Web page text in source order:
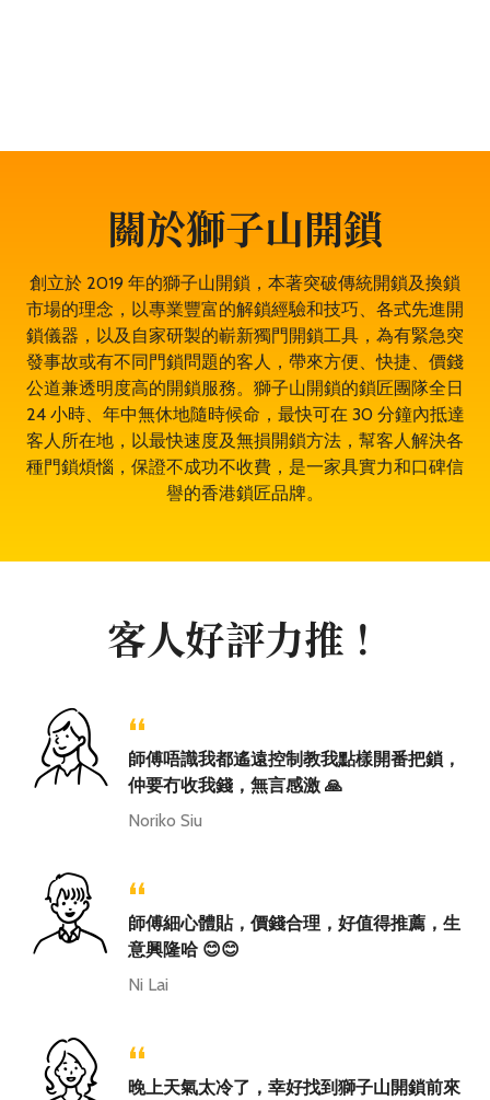
關於獅子山開鎖
創立於 2019 年的獅子山開鎖，本著突破傳統開鎖及換鎖
市場的理念，以專業豐富的解鎖經驗和技巧、各式先進開
鎖儀器，以及自家研製的嶄新獨門開鎖工具，為有緊急突
發事故或有不同門鎖問題的客人，帶來方便、快捷、價錢
公道兼透明度高的開鎖服務。獅子山開鎖的鎖匠團隊全日
24 小時、年中無休地隨時候命，最快可在 30 分鐘內抵達
客人所在地，以最快速度及無損開鎖方法，幫客人解決各
種門鎖煩惱，保證不成功不收費，是一家具實力和口碑信
譽的香港鎖匠品牌。
客人好評力推！
“
師傅唔識我都遙遠控制教我點樣開番把鎖，
仲要冇收我錢，無言感激 🙏
Noriko Siu
“
師傅細心體貼，價錢合理，好值得推薦，生
意興隆哈 😊😊
Ni Lai
“
晚上天氣太冷了，幸好找到獅子山開鎖前來